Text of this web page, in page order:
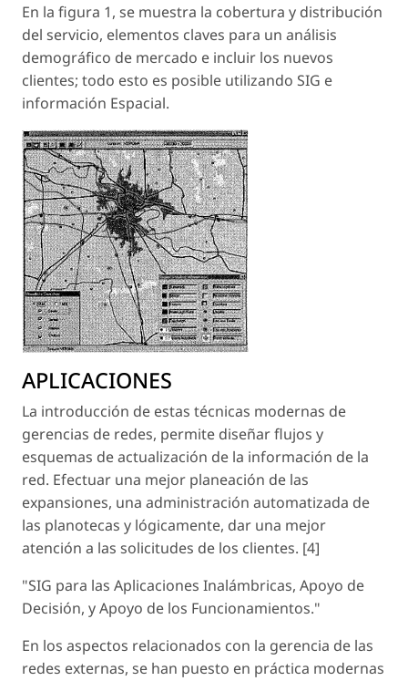
En la figura 1, se muestra la cobertura y distribución
del servicio, elementos claves para un análisis
demográfico de mercado e incluir los nuevos
clientes; todo esto es posible utilizando SIG e
información Espacial.
APLICACIONES
La introducción de estas técnicas modernas de
gerencias de redes, permite diseñar flujos y
esquemas de actualización de la información de la
red. Efectuar una mejor planeación de las
expansiones, una administración automatizada de
las planotecas y lógicamente, dar una mejor
atención a las solicitudes de los clientes. [4]
"SIG para las Aplicaciones Inalámbricas, Apoyo de
Decisión, y Apoyo de los Funcionamientos."
En los aspectos relacionados con la gerencia de las
redes externas, se han puesto en práctica modernas